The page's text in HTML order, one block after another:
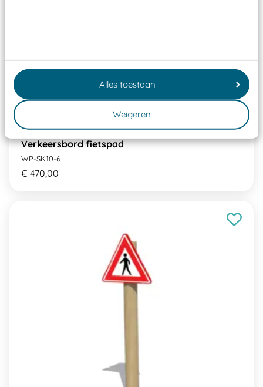
Alles toestaan
Weigeren
Verkeersbord fietspad
WP-SK10-6
€ 470,00